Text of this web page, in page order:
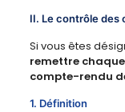
II. Le contrôle des
Si vous êtes
remettre
compte-rendu
1. Définition